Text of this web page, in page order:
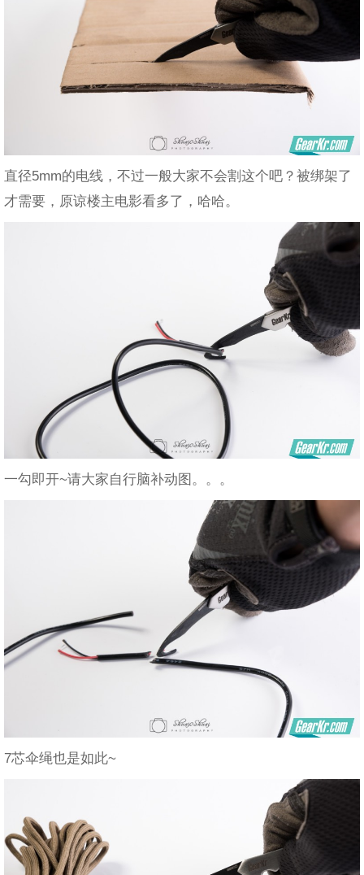
直径5mm的电线，不过一般大家不会割这个吧？被绑架了
才需要，原谅楼主电影看多了，哈哈。
一勾即开~请大家自行脑补动图。。。
7芯伞绳也是如此~